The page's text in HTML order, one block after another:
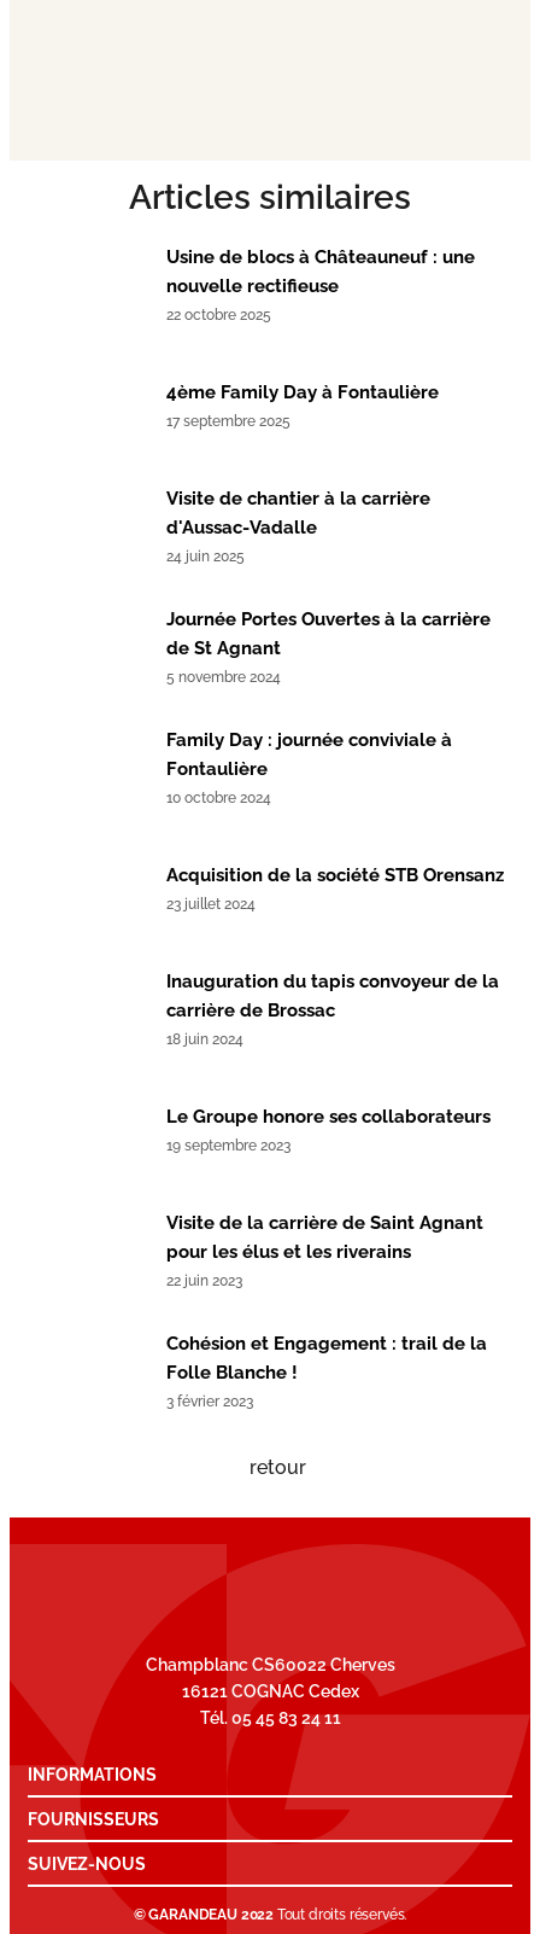
Articles similaires
Usine de blocs à Châteauneuf : une
nouvelle rectifieuse
22 octobre 2025
4ème Family Day à Fontaulière
17 septembre 2025
Visite de chantier à la carrière
d'Aussac-Vadalle
24 juin 2025
Journée Portes Ouvertes à la carrière
de St Agnant
5 novembre 2024
Family Day : journée conviviale à
Fontaulière
10 octobre 2024
Acquisition de la société STB Orensanz
23 juillet 2024
Inauguration du tapis convoyeur de la
carrière de Brossac
18 juin 2024
Le Groupe honore ses collaborateurs
19 septembre 2023
Visite de la carrière de Saint Agnant
pour les élus et les riverains
22 juin 2023
Cohésion et Engagement : trail de la
Folle Blanche !
3 février 2023
retour
Champblanc CS60022 Cherves
16121 COGNAC Cedex
Tél. 05 45 83 24 11
INFORMATIONS
FOURNISSEURS
SUIVEZ-NOUS
© GARANDEAU 2022 Tout droits réservés.